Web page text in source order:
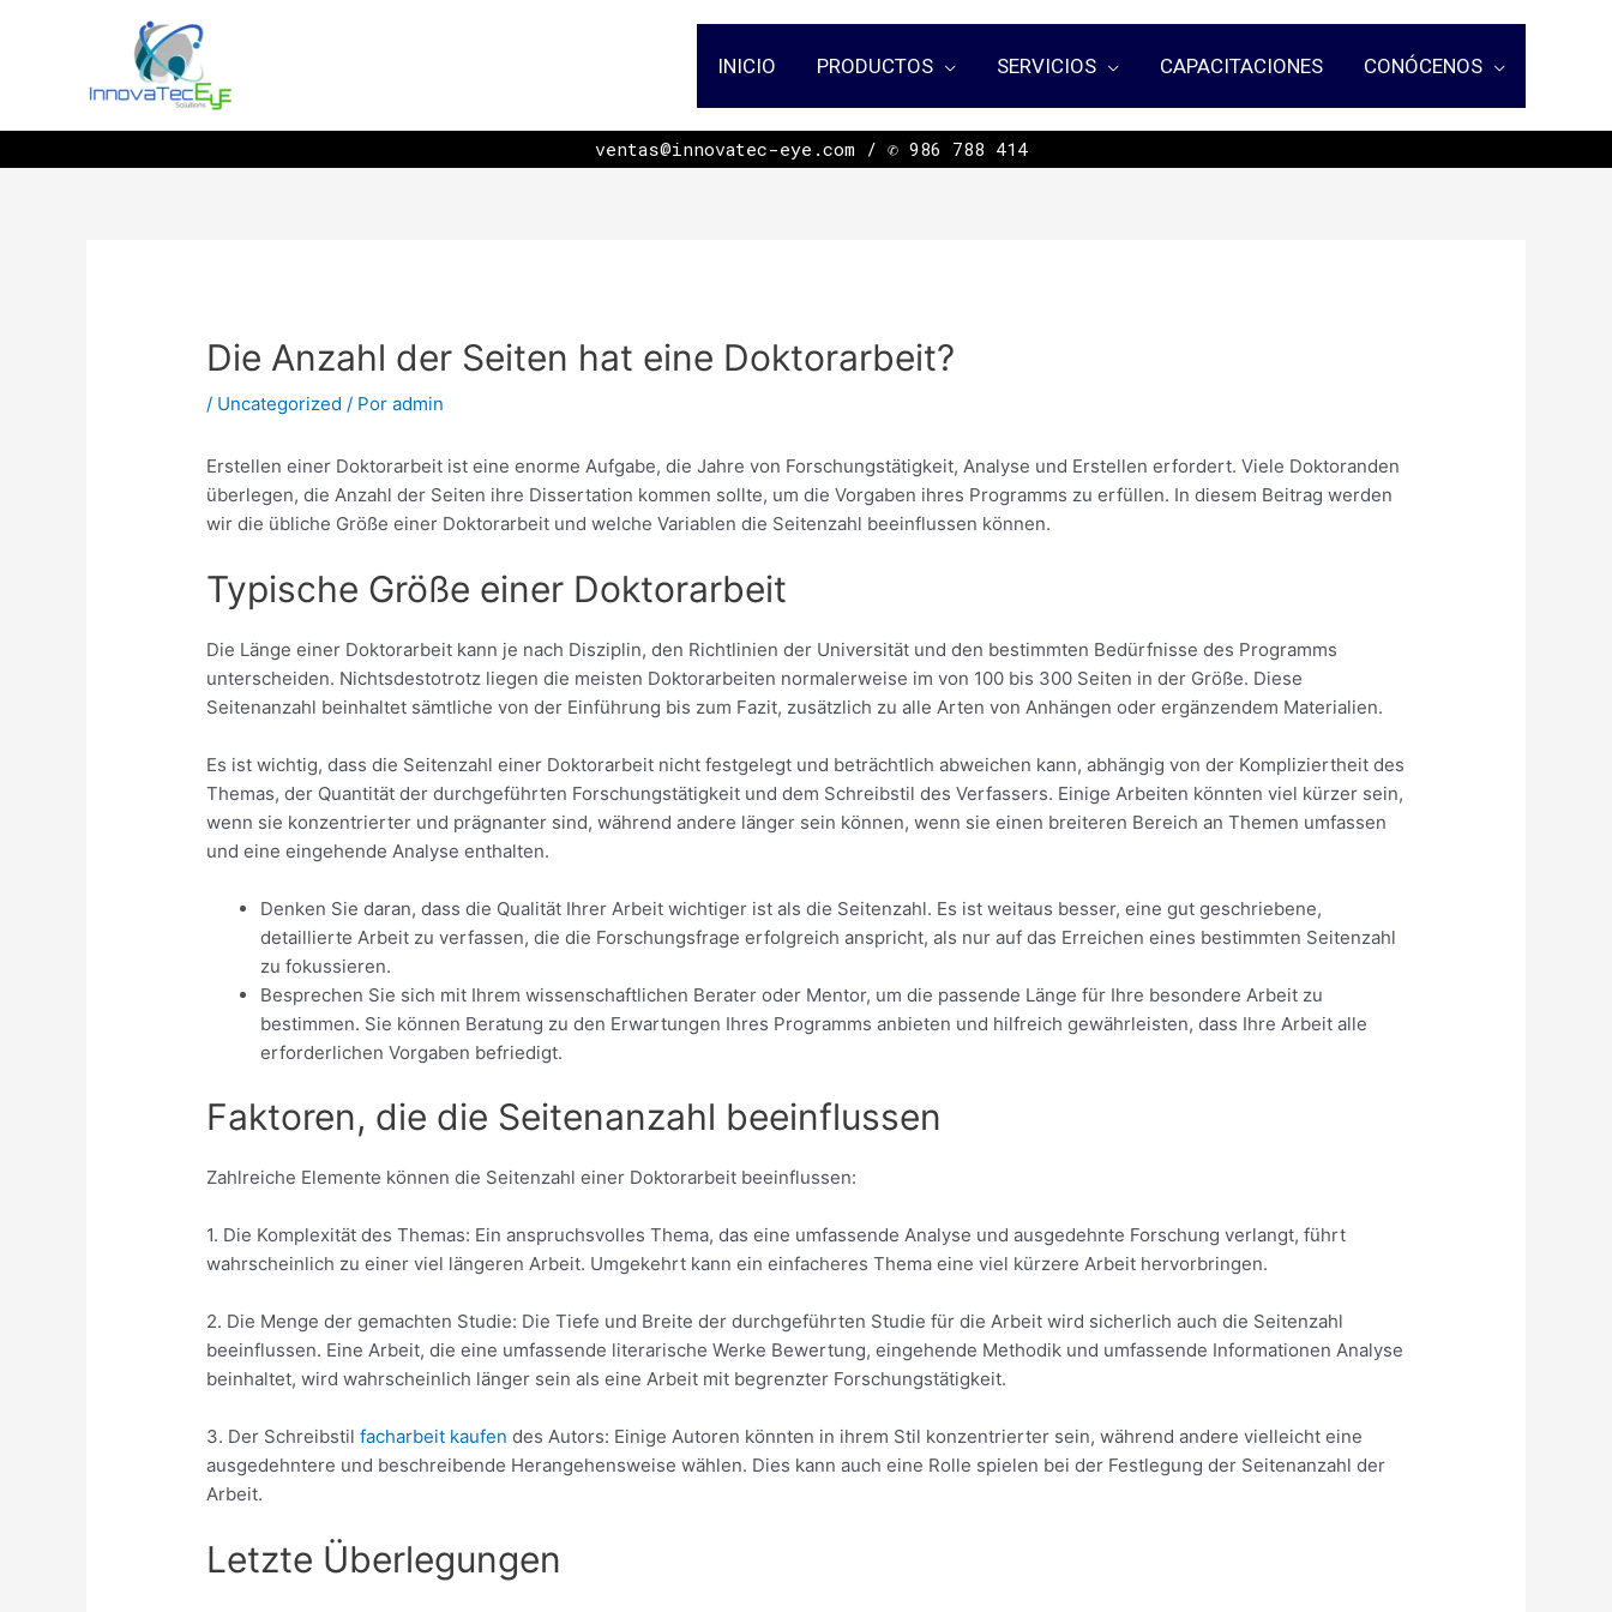
INICIO PRODUCTOS SERVICIOS CAPACITACIONES CONÓCENOS
ㅤㅤㅤㅤㅤㅤㅤㅤㅤㅤㅤㅤㅤㅤㅤㅤㅤㅤㅤㅤㅤㅤㅤㅤㅤㅤㅤㅤㅤㅤㅤㅤㅤㅤㅤㅤㅤㅤㅤ ventas@innovatec-eye.com / ✆ 986 788 414
Die Anzahl der Seiten hat eine Doktorarbeit?
/ Uncategorized / Poradmin
Erstellen einer Doktorarbeit ist eine enorme Aufgabe, die Jahre von Forschungstätigkeit, Analyse und Erstellen erfordert. Viele Doktoranden
überlegen, die Anzahl der Seiten ihre Dissertation kommen sollte, um die Vorgaben ihres Programms zu erfüllen. In diesem Beitrag werden
wir die übliche Größe einer Doktorarbeit und welche Variablen die Seitenzahl beeinflussen können.
Typische Größe einer Doktorarbeit
Die Länge einer Doktorarbeit kann je nach Disziplin, den Richtlinien der Universität und den bestimmten Bedürfnisse des Programms
unterscheiden. Nichtsdestotrotz liegen die meisten Doktorarbeiten normalerweise im von 100 bis 300 Seiten in der Größe. Diese
Seitenanzahl beinhaltet sämtliche von der Einführung bis zum Fazit, zusätzlich zu alle Arten von Anhängen oder ergänzendem Materialien.
Es ist wichtig, dass die Seitenzahl einer Doktorarbeit nicht festgelegt und beträchtlich abweichen kann, abhängig von der Kompliziertheit des
Themas, der Quantität der durchgeführten Forschungstätigkeit und dem Schreibstil des Verfassers. Einige Arbeiten könnten viel kürzer sein,
wenn sie konzentrierter und prägnanter sind, während andere länger sein können, wenn sie einen breiteren Bereich an Themen umfassen
und eine eingehende Analyse enthalten.
Denken Sie daran, dass die Qualität Ihrer Arbeit wichtiger ist als die Seitenzahl. Es ist weitaus besser, eine gut geschriebene,
detaillierte Arbeit zu verfassen, die die Forschungsfrage erfolgreich anspricht, als nur auf das Erreichen eines bestimmten Seitenzahl
zu fokussieren.
Besprechen Sie sich mit Ihrem wissenschaftlichen Berater oder Mentor, um die passende Länge für Ihre besondere Arbeit zu
bestimmen. Sie können Beratung zu den Erwartungen Ihres Programms anbieten und hilfreich gewährleisten, dass Ihre Arbeit alle
erforderlichen Vorgaben befriedigt.
Faktoren, die die Seitenanzahl beeinflussen
Zahlreiche Elemente können die Seitenzahl einer Doktorarbeit beeinflussen:
1. Die Komplexität des Themas: Ein anspruchsvolles Thema, das eine umfassende Analyse und ausgedehnte Forschung verlangt, führt
wahrscheinlich zu einer viel längeren Arbeit. Umgekehrt kann ein einfacheres Thema eine viel kürzere Arbeit hervorbringen.
2. Die Menge der gemachten Studie: Die Tiefe und Breite der durchgeführten Studie für die Arbeit wird sicherlich auch die Seitenzahl
beeinflussen. Eine Arbeit, die eine umfassende literarische Werke Bewertung, eingehende Methodik und umfassende Informationen Analyse
beinhaltet, wird wahrscheinlich länger sein als eine Arbeit mit begrenzter Forschungstätigkeit.
3. Der Schreibstilfacharbeit kaufen des Autors: Einige Autoren könnten in ihrem Stil konzentrierter sein, während andere vielleicht eine
ausgedehntere und beschreibende Herangehensweise wählen. Dies kann auch eine Rolle spielen bei der Festlegung der Seitenanzahl der
Arbeit.
Letzte Überlegungen